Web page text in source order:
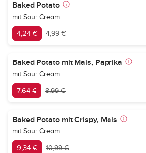
Baked Potato
mit Sour Cream
4,24 € 4,99 €
Baked Potato mit Mais, Paprika
mit Sour Cream
7,64 € 8,99 €
Baked Potato mit Crispy, Mais
mit Sour Cream
9,34 € 10,99 €